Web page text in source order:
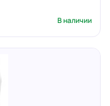
В наличии